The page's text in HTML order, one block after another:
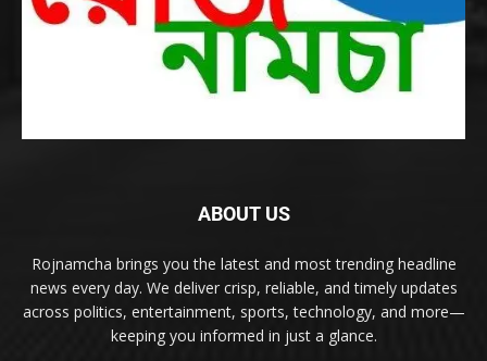
ABOUT US
Rojnamcha brings you the latest and most trending headline
news every day. We deliver crisp, reliable, and timely updates
across politics, entertainment, sports, technology, and more—
keeping you informed in just a glance.